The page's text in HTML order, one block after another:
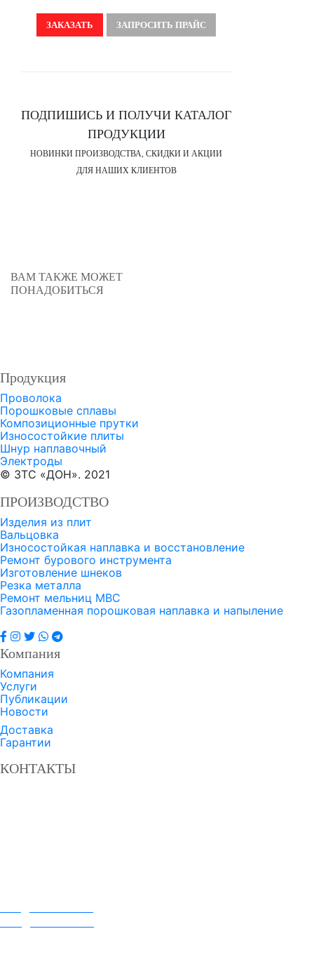
ЗАКАЗАТЬ ЗАПРОСИТЬ ПРАЙС
ПОДПИШИСЬ И ПОЛУЧИ КАТАЛОГ
ПРОДУКЦИИ
НОВИНКИ ПРОИЗВОДСТВА, СКИДКИ И АКЦИИ
ДЛЯ НАШИХ КЛИЕНТОВ
ВАМ ТАКЖЕ МОЖЕТ
ПОНАДОБИТЬСЯ
Продукция
Проволока
Порошковые сплавы
Композиционные прутки
Износостойкие плиты
Шнур наплавочный
Электроды
© ЗТС «ДОН». 2021
ПРОИЗВОДСТВО
Изделия из плит
Вальцовка
Износостойкая наплавка и восстановление
Ремонт бурового инструмента
Изготовление шнеков
Резка металла
Ремонт мельниц МВС
Газопламенная порошковая наплавка и напыление
Компания
Компания
Услуги
Публикации
Новости
Доставка
Гарантии
КОНТАКТЫ